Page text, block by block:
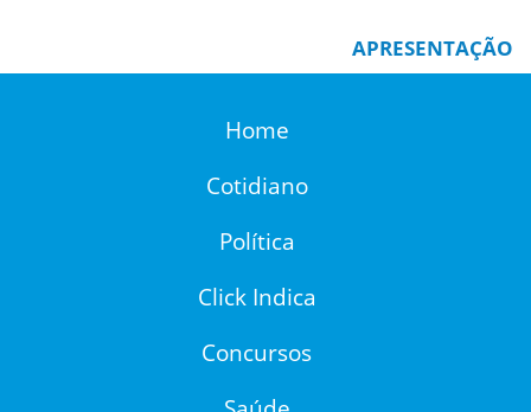
APRESENTAÇÃO
Home
Cotidiano
Política
Click Indica
Concursos